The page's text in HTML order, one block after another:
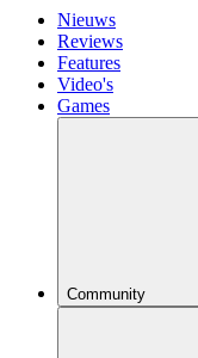
Nieuws
Reviews
Features
Video's
Games
Community